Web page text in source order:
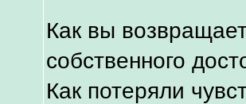
Как вы
собственного
Как потеряли